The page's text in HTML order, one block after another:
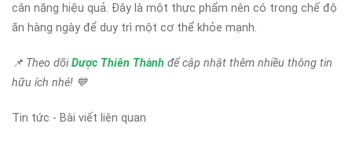
cân nặng hiệu quả. Đây là một thực phẩm nên có trong chế độ
ăn hàng ngày để duy trì một cơ thể khỏe mạnh.
📌 Theo dõiDược Thiên Thành để cập nhật thêm nhiều thông tin
hữu ích nhé! 💙
Tin tức - Bài viết liên quan